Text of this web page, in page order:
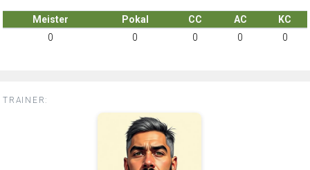
Meister Pokal CC AC
KC
0
0 0 0 0
TRAINER: